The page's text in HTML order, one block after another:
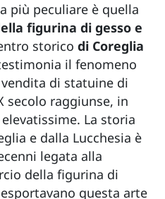
più peculiare è quella
figurina di gesso e
storico di Coreglia
il fenomeno
di statuine di
secolo raggiunse, in
La storia
e dalla Lucchesia è
legata alla
della figurina di
questa arte